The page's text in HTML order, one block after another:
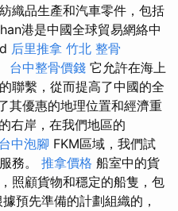
織品生產和汽車零件，包括
港是中國全球貿易網絡中
后里推拿 竹北 整骨
台中整骨價錢 它允許在海上
聯繫，從而提高了中國的全
其優惠的地理位置和經濟重
右岸，在我們地區的
台中泡腳 FKM區域，我們試
務。 推拿價格 船室中的貨
照顧貨物和穩定的船隻，包
預先準備的計劃組織的，